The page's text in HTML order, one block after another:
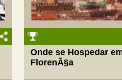
Onde se Hospedar
FlorenÃ§a